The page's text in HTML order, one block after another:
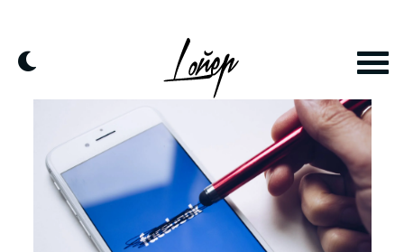
content